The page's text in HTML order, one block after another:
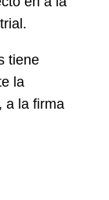
tiene
la
a la firma